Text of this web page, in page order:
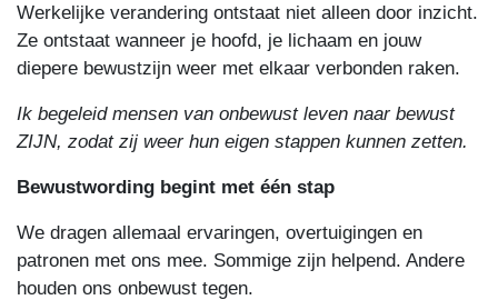
Werkelijke verandering ontstaat niet alleen door inzicht.
Ze ontstaat wanneer je hoofd, je lichaam en jouw
diepere bewustzijn weer met elkaar verbonden raken.
Ik begeleid mensen van onbewust leven naar bewust
ZIJN, zodat zij weer hun eigen stappen kunnen zetten.
Bewustwording begint met één stap
We dragen allemaal ervaringen, overtuigingen en
patronen met ons mee. Sommige zijn helpend. Andere
houden ons onbewust tegen.